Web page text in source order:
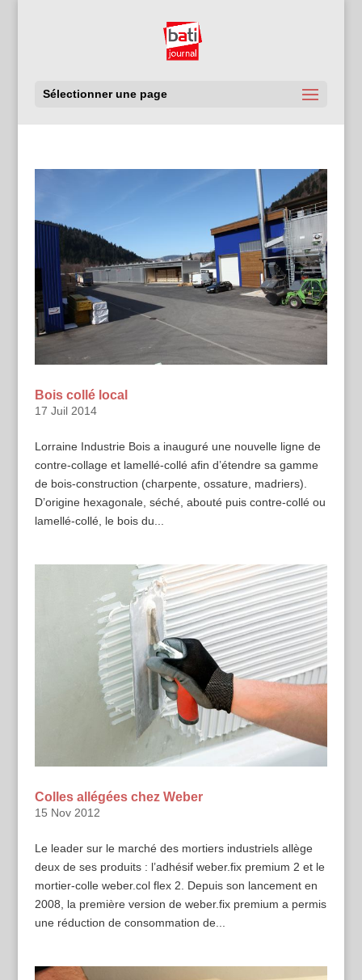
Sélectionner une page
Bois collé local
17 Juil 2014
Lorraine Industrie Bois a inauguré une nouvelle ligne de
contre-collage et lamellé-collé afin d’étendre sa gamme
de bois-construction (charpente, ossature, madriers).
D’origine hexagonale, séché, abouté puis contre-collé ou
lamellé-collé, le bois du...
Colles allégées chez Weber
15 Nov 2012
Le leader sur le marché des mortiers industriels allège
deux de ses produits : l’adhésif weber.fix premium 2 et le
mortier-colle weber.col flex 2. Depuis son lancement en
2008, la première version de weber.fix premium a permis
une réduction de consommation de...